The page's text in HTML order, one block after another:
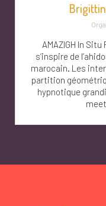
AMAZIGH In
s’inspire de
marocain. Les
partition
hypnotique